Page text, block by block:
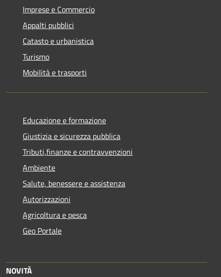
Imprese e Commercio
Appalti pubblici
Catasto e urbanistica
Turismo
Mobilità e trasporti
Educazione e formazione
Giustizia e sicurezza pubblica
Tributi,finanze e contravvenzioni
Ambiente
Salute, benessere e assistenza
Autorizzazioni
Agricoltura e pesca
Geo Portale
NOVITÀ